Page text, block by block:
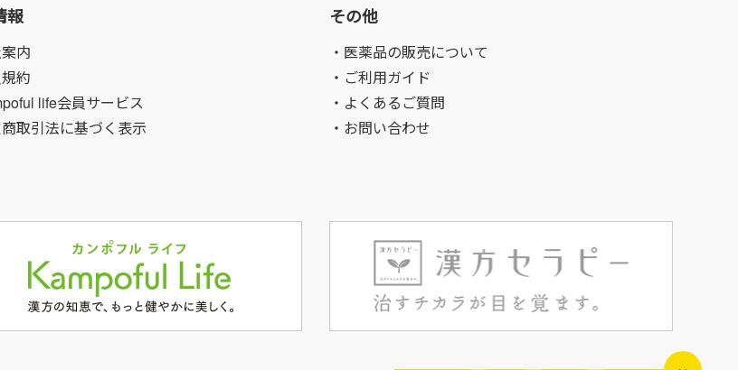
報
内
約
life会員サービス
商取引法に基づく表示
その他
・医薬品の販売について
・ご利用ガイド
・よくあるご質問
・お問い合わせ